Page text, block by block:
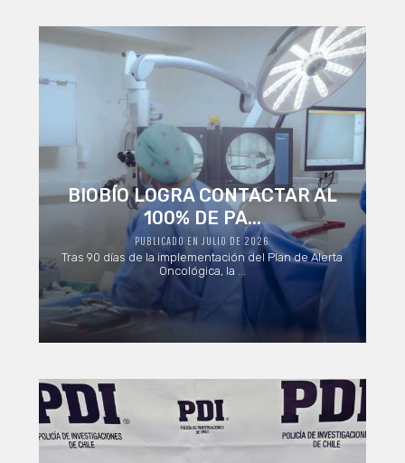
BIOBÍO LOGRA CONTACTAR AL
100% DE PA...
PUBLICADO EN JULIO DE 2026
Tras 90 días de la implementación del Plan de Alerta
Oncológica, la ...